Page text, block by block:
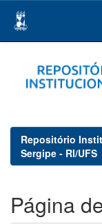
navigation
Repositório
Sergipe - RI/UFS
Página